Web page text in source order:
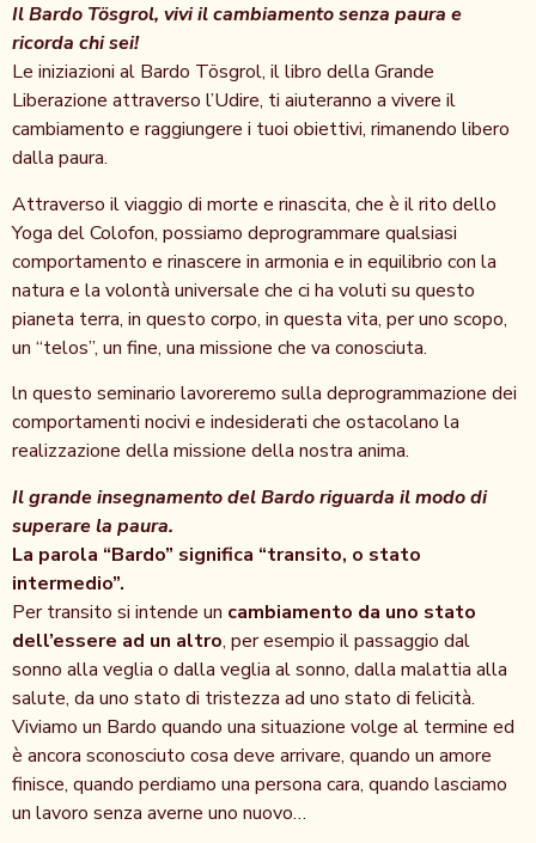
Il Bardo Tösgrol, vivi il cambiamento senza paura e
ricorda chi sei!
Le iniziazioni al Bardo Tösgrol, il libro della Grande
Liberazione attraverso l’Udire, ti aiuteranno a vivere il
cambiamento e raggiungere i tuoi obiettivi, rimanendo libero
dalla paura.
Attraverso il viaggio di morte e rinascita, che è il rito dello
Yoga del Colofon, possiamo deprogrammare qualsiasi
comportamento e rinascere in armonia e in equilibrio con la
natura e la volontà universale che ci ha voluti su questo
pianeta terra, in questo corpo, in questa vita, per uno scopo,
un “telos”, un fine, una missione che va conosciuta.
ln questo seminario lavoreremo sulla deprogrammazione dei
comportamenti nocivi e indesiderati che ostacolano la
realizzazione della missione della nostra anima.
Il grande insegnamento del Bardo riguarda il modo di
superare la paura.
La parola “Bardo” significa “transito, o stato
intermedio”.
Per transito si intende un cambiamento da uno stato
dell’essere ad un altro, per esempio il passaggio dal
sonno alla veglia o dalla veglia al sonno, dalla malattia alla
salute, da uno stato di tristezza ad uno stato di felicità.
Viviamo un Bardo quando una situazione volge al termine ed
è ancora sconosciuto cosa deve arrivare, quando un amore
finisce, quando perdiamo una persona cara, quando lasciamo
un lavoro senza averne uno nuovo…